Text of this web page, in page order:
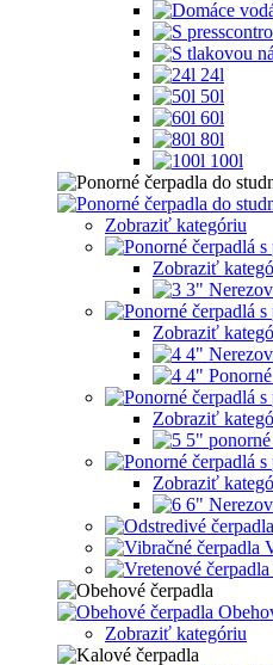
24l
50l
60l
80l
100l
Zobraziť kategóriu
Zobraziť
3"
Zobraziť
4"
4"
Zobraziť
5"
Zobraziť
6"
Zobraziť kategóriu